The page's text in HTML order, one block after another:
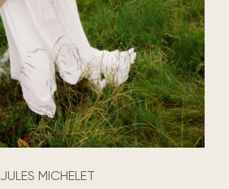
JULES MICHELET